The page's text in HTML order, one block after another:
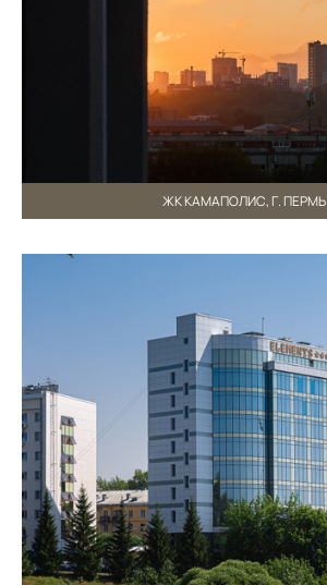
ЖК КАМАПОЛИС, Г. ПЕРМЬ